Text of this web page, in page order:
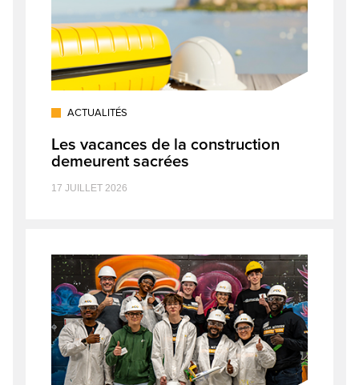
ACTUALITÉS
Les vacances de la construction
demeurent sacrées
17 JUILLET 2026